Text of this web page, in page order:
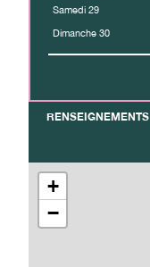
Samedi 29
Dimanche 30
RENSEIGNEMENTS
+
−